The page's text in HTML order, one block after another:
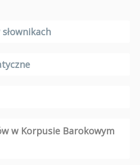
w Korpusie Barokowym